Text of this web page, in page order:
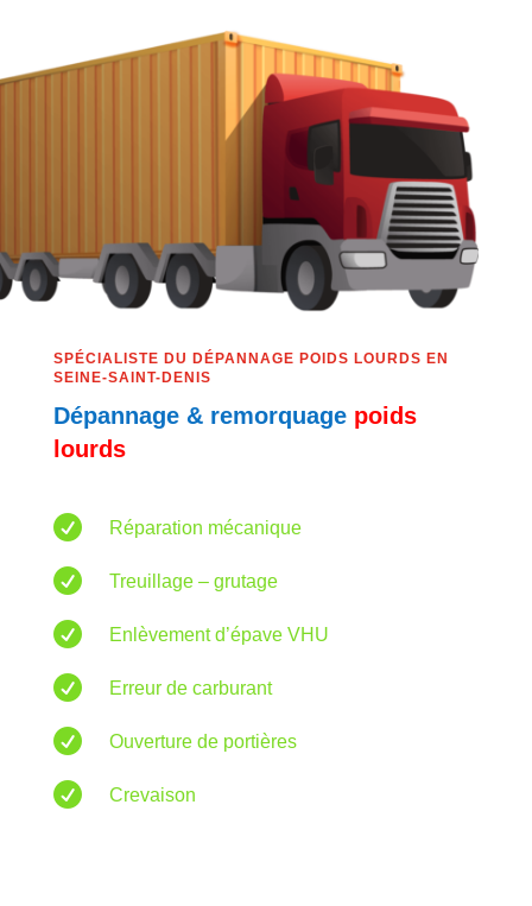
SPÉCIALISTE DU DÉPANNAGE POIDS LOURDS EN
SEINE-SAINT-DENIS
Dépannage & remorquage poids
lourds
 Réparation mécanique
 Treuillage – grutage
 Enlèvement d’épave VHU
 Erreur de carburant
 Ouverture de portières
 Crevaison